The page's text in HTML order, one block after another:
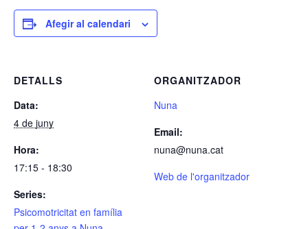
Afegir al calendari
DETALLS
Data:
4 de juny
Hora:
17:15 - 18:30
Series:
Psicomotricitat en família
ORGANITZADOR
Nuna
Email:
nuna@nuna.cat
Web de l'organitzador